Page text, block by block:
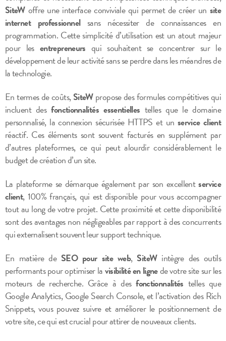
SiteWoffre une interface conviviale qui permet de créer un site
internet professionnelsans nécessiter de connaissances en
programmation. Cette simplicité d’utilisation est un atout majeur
pour lesentrepreneurs qui souhaitent se concentrer sur le
développement de leur activité sans se perdre dans les méandres de
la technologie.
En termes de coûts,SiteWpropose des formules compétitives qui
incluent desfonctionnalités essentielles telles que le domaine
personnalisé, la connexion sécurisée HTTPS et un service client
réactif. Ces éléments sont souvent facturés en supplément par
d’autres plateformes, ce qui peut alourdir considérablement le
budget de création d’un site.
La plateforme se démarque également par son excellentservice
client, 100% français, qui est disponible pour vous accompagner
tout au long de votre projet. Cette proximité et cette disponibilité
sont des avantages non négligeables par rapport à des concurrents
qui externalisent souvent leur support technique.
En matière de SEO pour site web, SiteWintègre des outils
performants pour optimiser lavisibilité en lignede votre site sur les
moteurs de recherche. Grâce à desfonctionnalités telles que
Google Analytics, Google Search Console, et l’activation des Rich
Snippets, vous pouvez suivre et améliorer le positionnement de
votre site, ce qui est crucial pour attirer de nouveaux clients.